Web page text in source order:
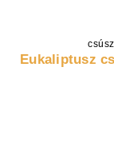
Eukaliptusz